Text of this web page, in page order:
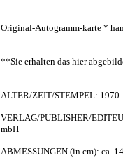
Original-Autogramm-karte *
**Sie erhalten das hier
ALTER/ZEIT/STEMPEL: 1970
VERLAG/PUBLISHER/
mbH
ABMESSUNGEN (in cm): ca.